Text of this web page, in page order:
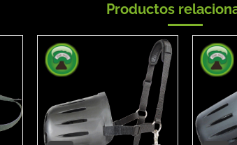
Productos